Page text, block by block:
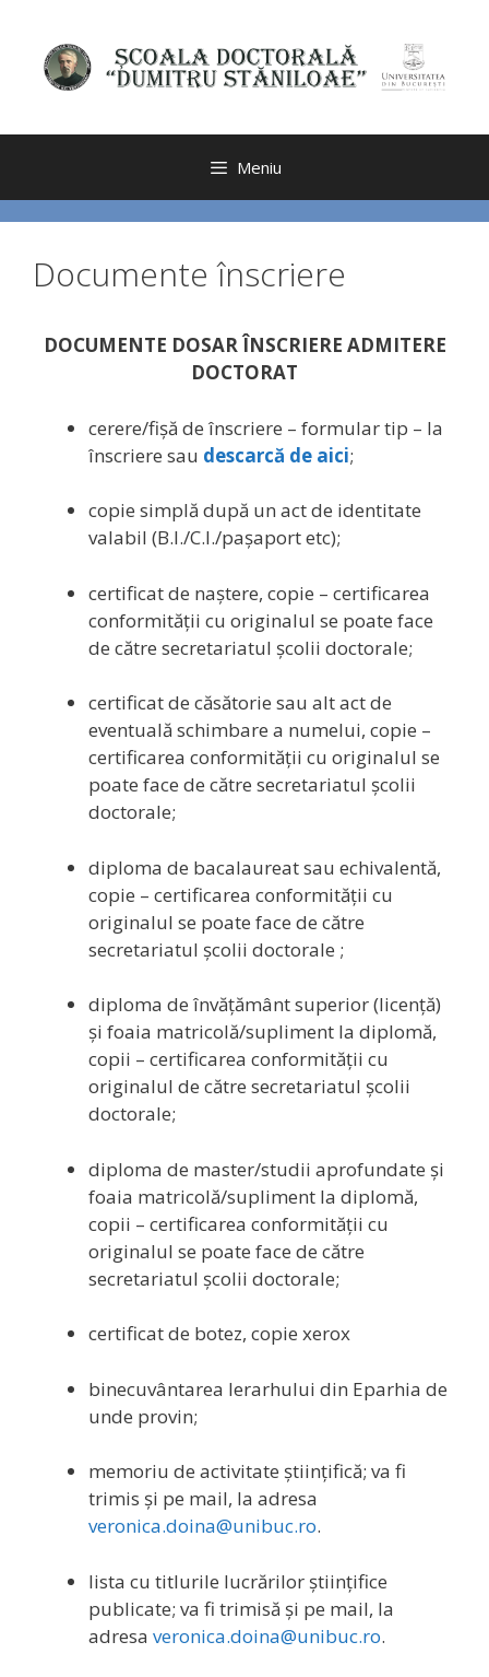
conținut
Meniu
Documente înscriere
DOCUMENTE DOSAR ÎNSCRIERE ADMITERE
DOCTORAT
cerere/fişă de înscriere – formular tip – la
înscriere sau descarcă de aici;
copie simplă după un act de identitate
valabil (B.I./C.I./paşaport etc);
certificat de naştere, copie – certificarea
conformităţii cu originalul se poate face
de către secretariatul şcolii doctorale;
certificat de căsătorie sau alt act de
eventuală schimbare a numelui, copie –
certificarea conformităţii cu originalul se
poate face de către secretariatul şcolii
doctorale;
diploma de bacalaureat sau echivalentă,
copie – certificarea conformităţii cu
originalul se poate face de către
secretariatul şcolii doctorale ;
diploma de învăţământ superior (licenţă)
şi foaia matricolă/supliment la diplomă,
copii – certificarea conformităţii cu
originalul de către secretariatul şcolii
doctorale;
diploma de master/studii aprofundate şi
foaia matricolă/supliment la diplomă,
copii – certificarea conformităţii cu
originalul se poate face de către
secretariatul şcolii doctorale;
certificat de botez, copie xerox
binecuvântarea Ierarhului din Eparhia de
unde provin;
memoriu de activitate ştiinţifică; va fi
trimis și pe mail, la adresa
veronica.doina@unibuc.ro.
lista cu titlurile lucrărilor științifice
publicate; va fi trimisă și pe mail, la
adresa veronica.doina@unibuc.ro.